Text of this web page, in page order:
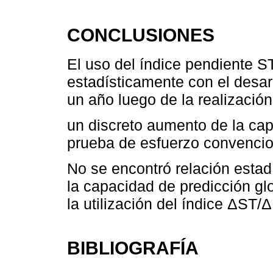
CONCLUSIONES
El uso del índice pendiente
estadísticamente con el
un año luego de la
un discreto aumento de la
prueba de esfuerzo
No se encontró relación
la capacidad de predicción
la utilización del índice ΔST/
BIBLIOGRAFÍA